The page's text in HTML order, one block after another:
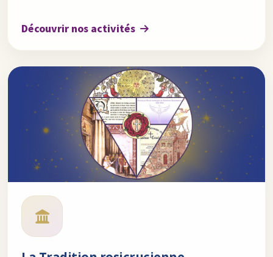
Découvrir nos activités